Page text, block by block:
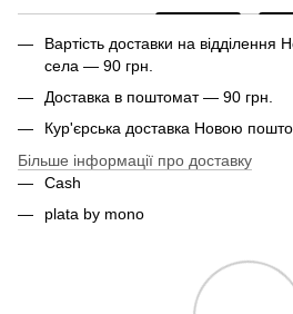
Вартість доставки на відділення
села — 90 грн.
Доставка в поштомат — 90 грн.
Кур'єрська доставка Новою
Більше інформації про доставку
Cash
plata by mono